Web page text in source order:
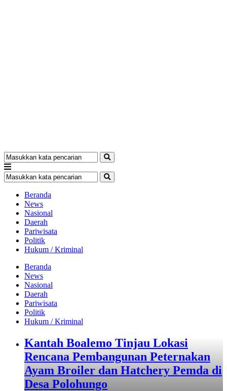
Beranda
News
Nasional
Daerah
Pariwisata
Politik
Hukum / Kriminal
Beranda
News
Nasional
Daerah
Pariwisata
Politik
Hukum / Kriminal
Kantah Boalemo Tinjau Lokasi
Rencana Pembangunan Peternakan
Ayam Broiler dan Hatchery Pemda di
Desa Polohungo